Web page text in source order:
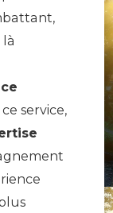
là
service,